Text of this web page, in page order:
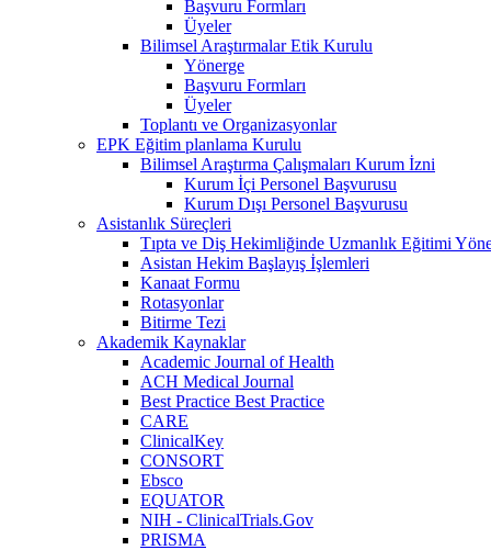
Başvuru Formları
Üyeler
Bilimsel Araştırmalar Etik Kurulu
Yönerge
Başvuru Formları
Üyeler
Toplantı ve Organizasyonlar
EPK Eğitim planlama Kurulu
Bilimsel Araştırma Çalışmaları Kurum İzni
Kurum İçi Personel Başvurusu
Kurum Dışı Personel Başvurusu
Asistanlık Süreçleri
Tıpta ve Diş Hekimliğinde Uzmanlık Eğitimi
Asistan Hekim Başlayış İşlemleri
Kanaat Formu
Rotasyonlar
Bitirme Tezi
Akademik Kaynaklar
Academic Journal of Health
ACH Medical Journal
Best Practice Best Practice
CARE
ClinicalKey
CONSORT
Ebsco
EQUATOR
NIH - ClinicalTrials.Gov
PRISMA